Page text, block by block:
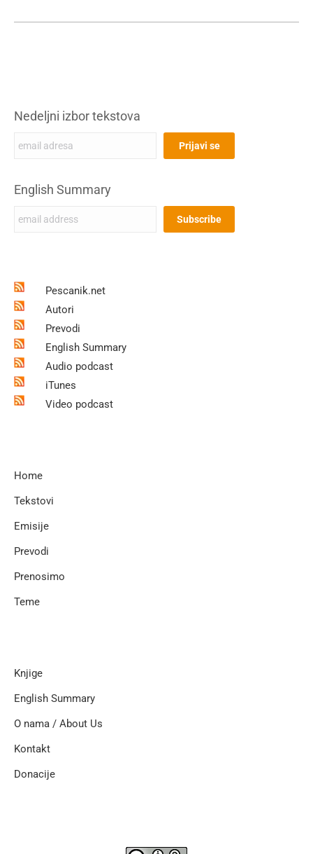
Nedeljni izbor tekstova
English Summary
Pescanik.net
Autori
Prevodi
English Summary
Audio podcast
iTunes
Video podcast
Home
Tekstovi
Emisije
Prevodi
Prenosimo
Teme
Knjige
English Summary
O nama / About Us
Kontakt
Donacije